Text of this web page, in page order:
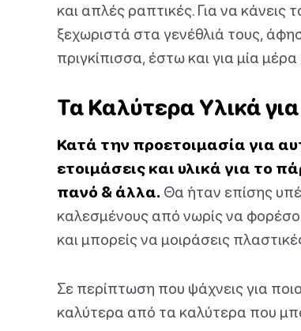
και απλές ραπτικές. Για να κάνεις
ξεχωριστά στα γενέθλιά τους,
πριγκίπισσα, έστω και για μία
Τα Καλύτερα Υλικά
Κατά την προετοιμασία για
ετοιμάσεις και υλικά για το
πανό & άλλα. Θα ήταν επίσης
καλεσμένους από νωρίς να
και μπορείς να μοιράσεις
Σε περίπτωση που ψάχνεις για
καλύτερα από τα καλύτερα που